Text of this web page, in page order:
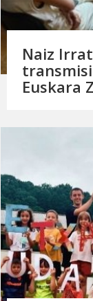
Naiz
Euskara